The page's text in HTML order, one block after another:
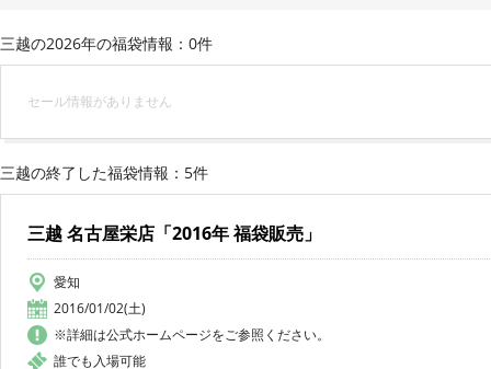
三越の2026年の福袋情報：0件
セール情報がありません
三越の終了した福袋情報：5件
三越 名古屋栄店「2016年 福袋販売」
愛知
2016/01/02(土)
※詳細は公式ホームページをご参照ください。
誰でも入場可能